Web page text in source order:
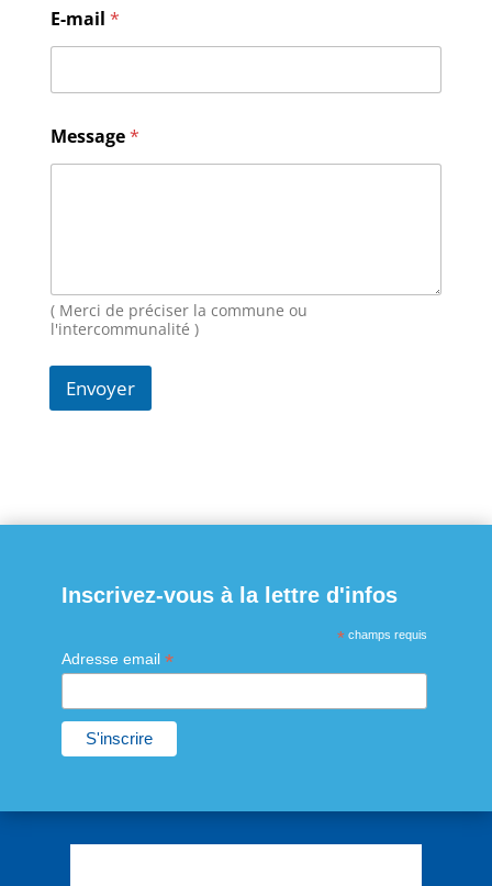
e
s
a
e
E
-
o
m
E-mail *
Message*
( Merci de préciser la commune ou
l'intercommunalité )
Envoyer
Inscrivez-vous à la lettre d'infos
* champs requis
Adresse email *